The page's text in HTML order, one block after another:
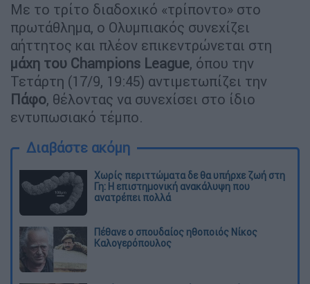
Με το τρίτο διαδοχικό «τρίποντο» στο
πρωτάθλημα, ο Ολυμπιακός συνεχίζει
αήττητος και πλέον επικεντρώνεται στη
μάχη του Champions League, όπου την
Τετάρτη (17/9, 19:45) αντιμετωπίζει την
Πάφο, θέλοντας να συνεχίσει στο ίδιο
εντυπωσιακό τέμπο.
Διαβάστε ακόμη
Χωρίς περιττώματα δε θα υπήρχε ζωή στη
Γη: Η επιστημονική ανακάλυψη που
ανατρέπει πολλά
Πέθανε ο σπουδαίος ηθοποιός Νίκος
Καλογερόπουλος